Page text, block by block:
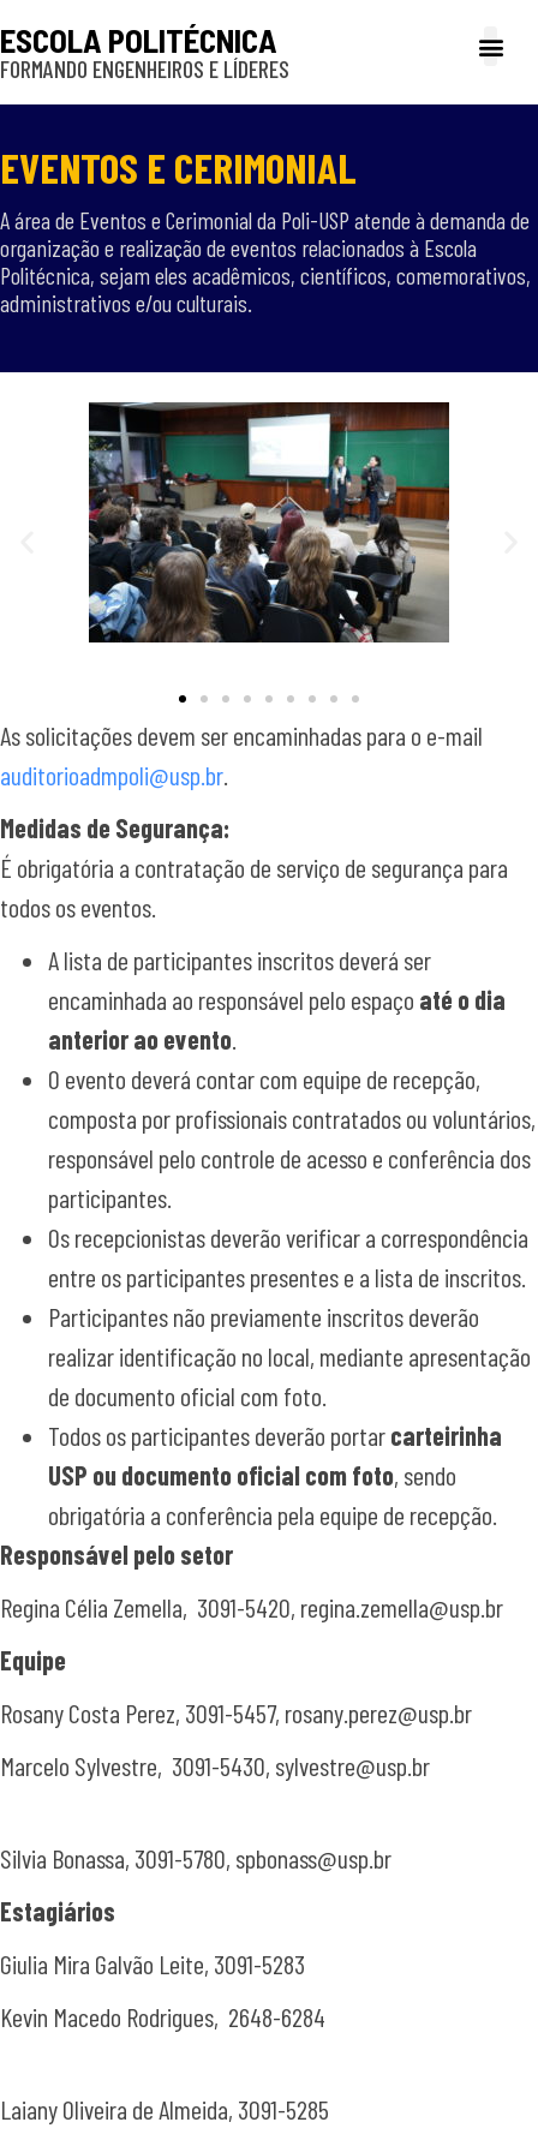
ESCOLA POLITÉCNICA
FORMANDO ENGENHEIROS E LÍDERES
EVENTOS E CERIMONIAL​
A área de Eventos e Cerimonial da Poli-USP atende à demanda de
organização e realização de eventos relacionados à Escola
Politécnica, sejam eles acadêmicos, científicos, comemorativos,
administrativos e/ou culturais.
As solicitações devem ser encaminhadas para o e-mail
auditorioadmpoli@usp.br
Medidas de Segurança:
É obrigatória a contratação de serviço de segurança para
todos os eventos.
A lista de participantes inscritos deverá ser
encaminhada ao responsável pelo espaço até o dia
anterior ao evento
O evento deverá contar com equipe de recepção,
composta por profissionais contratados ou voluntários,
responsável pelo controle de acesso e conferência dos
participantes.
Os recepcionistas deverão verificar a correspondência
entre os participantes presentes e a lista de inscritos.
Participantes não previamente inscritos deverão
realizar identificação no local, mediante apresentação
de documento oficial com foto.
Todos os participantes deverão portarcarteirinha
USP ou documento oficial com foto, sendo
obrigatória a conferência pela equipe de recepção.
Responsável pelo setor
Regina Célia Zemella, 3091-5420, regina.zemella@usp.br
Equipe
Rosany Costa Perez, 3091-5457, rosany.perez@usp.br
Marcelo Sylvestre, 3091-5430, sylvestre@usp.br
Silvia Bonassa, 3091-5780, spbonass@usp.br
Estagiários
Giulia Mira Galvão Leite, 3091-5283
Kevin Macedo Rodrigues, 2648-6284
Laiany Oliveira de Almeida, 3091-5285